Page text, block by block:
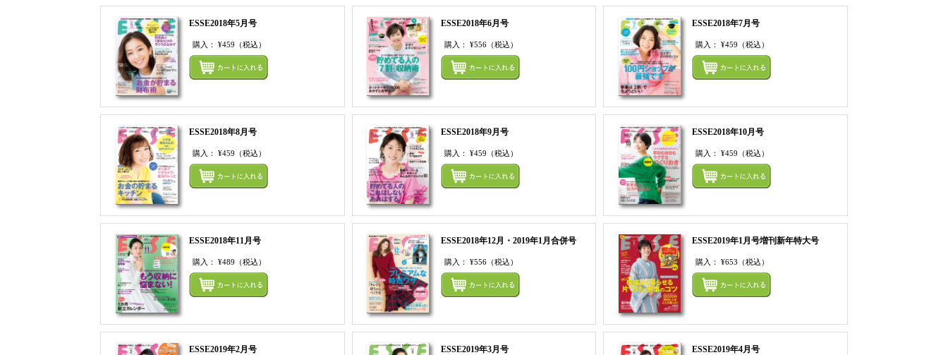
ESSE2018年5月号
購入： ¥459 （税込）
まとめてカートにいれる
ESSE2018年6月号
購入： ¥556（税込）
まとめてカートにいれる
ESSE2018年7月号
購入：¥459 （税込）
ESSE2018年8月号
購入： ¥459 （税込）
まとめてカートにいれる
ESSE2018年9月号
購入： ¥459 （税込）
まとめてカートにいれる
ESSE2018年10月号
購入：¥459 （税込）
ESSE2018年11月号
購入： ¥489 （税込）
まとめてカートにいれる
ESSE2018年12月・2019年1月合併号
購入： ¥556（税込）
まとめてカートにいれる
ESSE2019年1月号増刊新年特大号
購入：¥653 （税込）
ESSE2019年2月号 ESSE2019年3月号 ESSE2019年4月号